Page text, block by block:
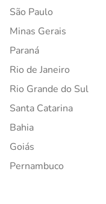
São Paulo
Minas Gerais
Paraná
Rio de Janeiro
Rio Grande do Sul
Santa Catarina
Bahia
Goiás
Pernambuco